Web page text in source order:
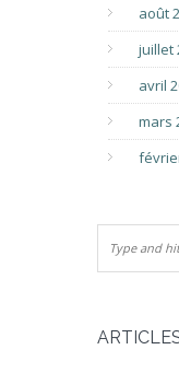
août
juillet
avril
mars